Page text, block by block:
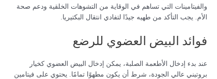
والفيتامينات التي تساهم في الوقاية من التشوهات الخلقية ودعم صحة
الأم. يجب التأكد من طهيه جيدًا لتفادي انتقال البكتيريا.
فوائد البيض العضوي للرضع
عند بدء إدخال الأطعمة الصلبة، يمكن إدخال البيض العضوي كخيار
بروتيني عالي الجودة، شرط أن يكون مطهوًا تمامًا. يحتوي على فيتامين